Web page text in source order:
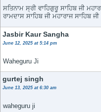
ਸਤਿਨਾਮ ਸ੍ਰੀ ਵਾਹਿਗੁਰੂ ਸਾਹਿਬ ਜੀ
ਰਾਮਦਾਸ ਸਾਹਿਬ ਜੀ ਮਹਾਰਾਜ ਸਾਹਿਬ ਜੀ
Jasbir Kaur Sangha
June 12, 2025 at 5:14 pm
Waheguru Ji
gurtej singh
June 13, 2025 at 6:30 am
waheguru ji